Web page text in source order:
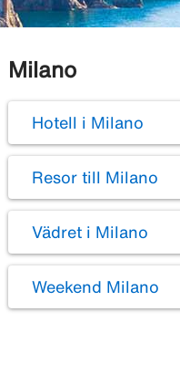
Milano
Hotell i Milano
Resor till Milano
Vädret i Milano
Weekend Milano